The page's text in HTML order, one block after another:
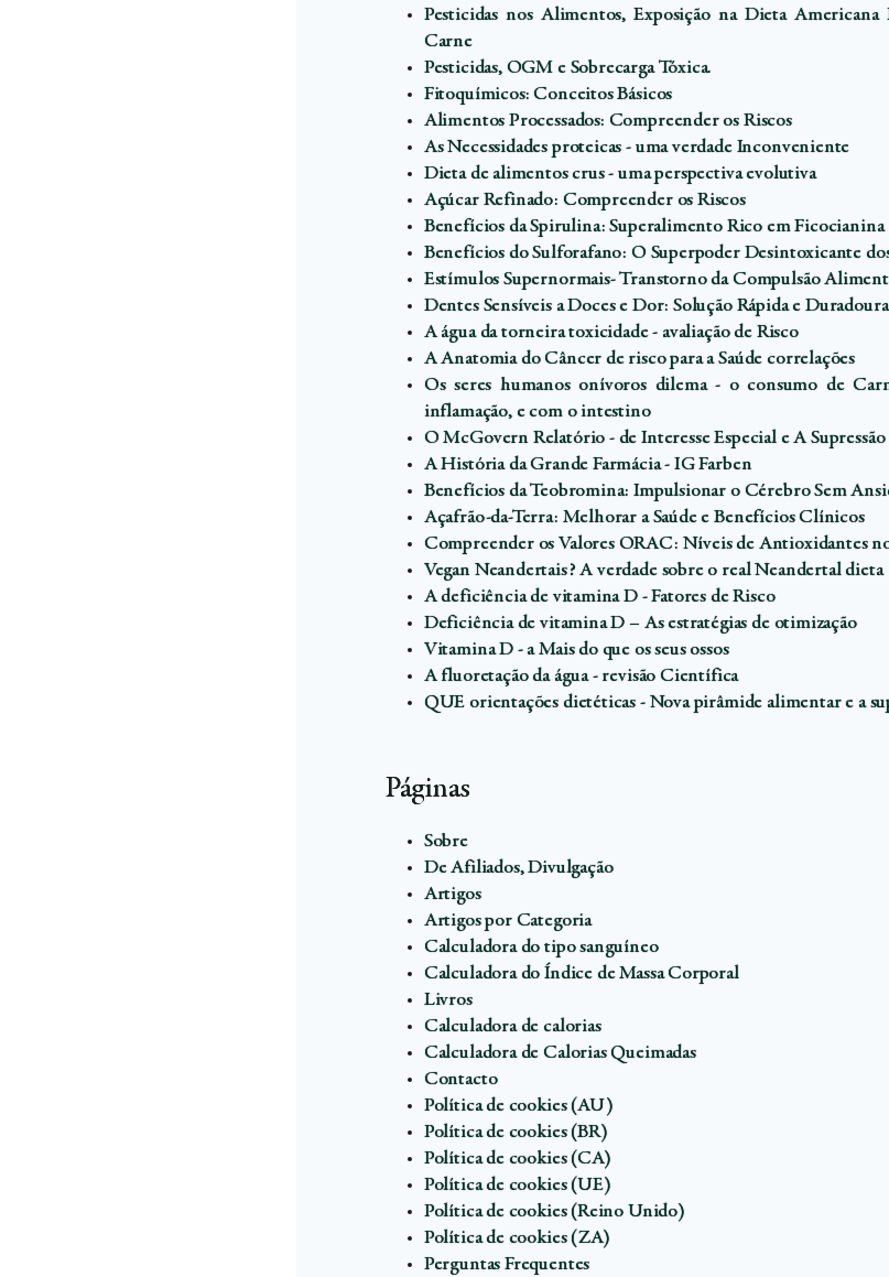
Pesticidas nos Alimentos, Exposição na Dieta
Carne
Pesticidas, OGM e Sobrecarga Tóxica.
Fitoquímicos: Conceitos Básicos
Alimentos Processados: Compreender os Riscos
As Necessidades proteicas - uma verdade Inconveniente
Dieta de alimentos crus - uma perspectiva evolutiva
Açúcar Refinado: Compreender os Riscos
Benefícios da Spirulina: Superalimento Rico em Ficocianina
Benefícios do Sulforafano: O Superpoder Desintoxicante
Estímulos Supernormais- Transtorno da Compulsão
Dentes Sensíveis a Doces e Dor: Solução Rápida e Duradoura
A água da torneira toxicidade - avaliação de Risco
A Anatomia do Câncer de risco para a Saúde correlações
Os seres humanos onívoros dilema - o consumo de
inflamação, e com o intestino
O McGovern Relatório - de Interesse Especial e A
A História da Grande Farmácia - IG Farben
Benefícios da Teobromina: Impulsionar o Cérebro Sem
Açafrão-da-Terra: Melhorar a Saúde e Benefícios Clínicos
Compreender os Valores ORAC: Níveis de Antioxidantes
Vegan Neandertais? A verdade sobre o real Neandertal dieta
A deficiência de vitamina D - Fatores de Risco
Deficiência de vitamina D – As estratégias de otimização
Vitamina D - a Mais do que os seus ossos
A fluoretação da água - revisão Científica
QUE orientações dietéticas - Nova pirâmide alimentar e a
Páginas
Sobre
De Afiliados, Divulgação
Artigos
Artigos por Categoria
Calculadora do tipo sanguíneo
Calculadora do Índice de Massa Corporal
Livros
Calculadora de calorias
Calculadora de Calorias Queimadas
Contacto
Política de cookies (AU)
Política de cookies (BR)
Política de cookies (CA)
Política de cookies (UE)
Política de cookies (Reino Unido)
Política de cookies (ZA)
Perguntas Frequentes